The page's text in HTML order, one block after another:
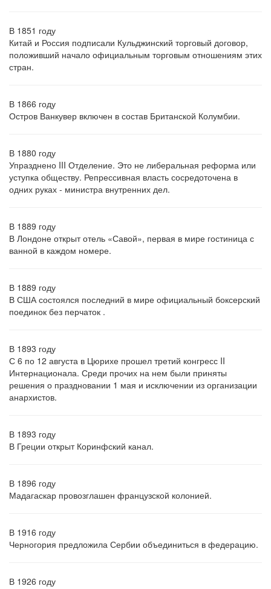
В 1851 году
Китай и Россия подписали Кульджинский торговый договор,
положивший начало официальным торговым отношениям этих
стран.
В 1866 году
Остров Ванкувер включен в состав Британской Колумбии.
В 1880 году
Упразднено III Отделение. Это не либеральная реформа или
уступка обществу. Репрессивная власть сосредоточена в
одних руках - министра внутренних дел.
В 1889 году
В Лондоне открыт отель «Савой», первая в мире гостиница с
ванной в каждом номере.
В 1889 году
В США состоялся последний в мире официальный боксерский
поединок без перчаток .
В 1893 году
С 6 по 12 августа в Цюрихе прошел третий конгресс II
Интернационала. Среди прочих на нем были приняты
решения о праздновании 1 мая и исключении из организации
анархистов.
В 1893 году
В Греции открыт Коринфский канал.
В 1896 году
Мадагаскар провозглашен французской колонией.
В 1916 году
Черногория предложила Сербии объединиться в федерацию.
В 1926 году